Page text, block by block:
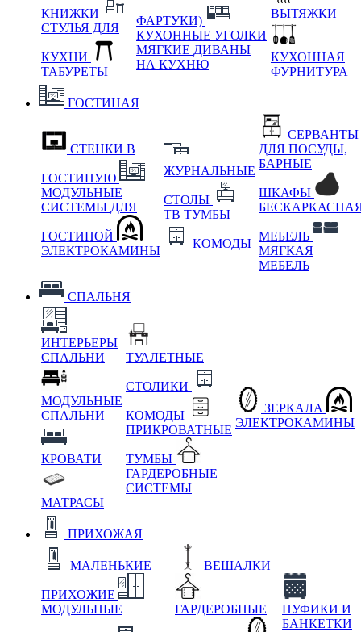
КНИЖКИ
СТУЛЬЯ ДЛЯ
КУХНИ
ТАБУРЕТЫ
ФАРТУКИ)
КУХОННЫЕ УГОЛКИ
МЯГКИЕ ДИВАНЫ
НА КУХНЮ
ВЫТЯЖКИ
КУХОННАЯ
ФУРНИТУРА
ГОСТИНАЯ
СТЕНКИ В
ГОСТИНУЮ
МОДУЛЬНЫЕ
СИСТЕМЫ ДЛЯ
ГОСТИНОЙ
ЭЛЕКТРОКАМИНЫ
ЖУРНАЛЬНЫЕ
СТОЛЫ
ТВ ТУМБЫ
КОМОДЫ
СЕРВАНТЫ
ДЛЯ ПОСУДЫ,
БАРНЫЕ
ШКАФЫ
МЕБЕЛЬ
МЯГКАЯ
МЕБЕЛЬ
СПАЛЬНЯ
ИНТЕРЬЕРЫ
СПАЛЬНИ
МОДУЛЬНЫЕ
СПАЛЬНИ
КРОВАТИ
МАТРАСЫ
ТУАЛЕТНЫЕ
СТОЛИКИ
КОМОДЫ
ПРИКРОВАТНЫЕ
ТУМБЫ
ГАРДЕРОБНЫЕ
СИСТЕМЫ
ЗЕРКАЛА
ЭЛЕКТРОКАМИНЫ
ПРИХОЖАЯ
МАЛЕНЬКИЕ
ПРИХОЖИЕ
МОДУЛЬНЫЕ
ВЕШАЛКИ
ГАРДЕРОБНЫЕ
ПУФИКИ И
БАНКЕТКИ